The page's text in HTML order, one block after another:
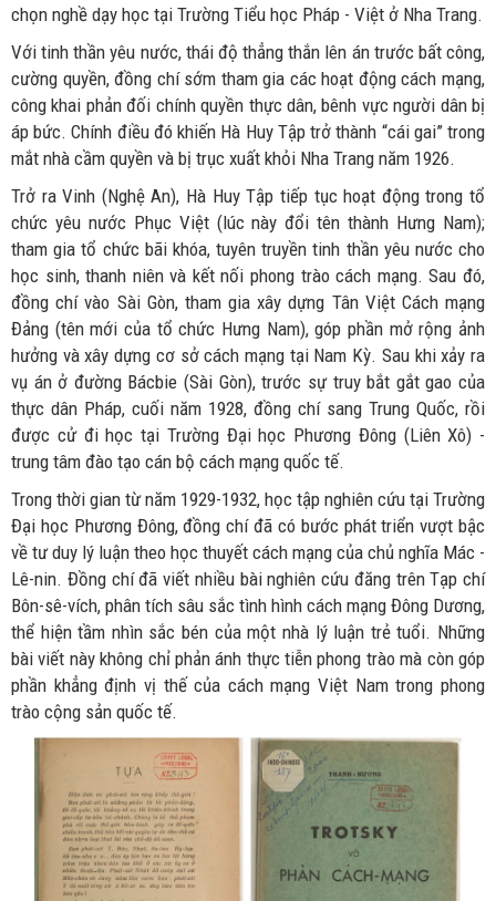
chọn nghề dạy học tại Trường Tiểu học Pháp - Việt ở Nha Trang.
Với tinh thần yêu nước, thái độ thẳng thắn lên án trước bất công,
cường quyền, đồng chí sớm tham gia các hoạt động cách mạng,
công khai phản đối chính quyền thực dân, bênh vực người dân bị
áp bức. Chính điều đó khiến Hà Huy Tập trở thành “cái gai” trong
mắt nhà cầm quyền và bị trục xuất khỏi Nha Trang năm 1926.
Trở ra Vinh (Nghệ An), Hà Huy Tập tiếp tục hoạt động trong tổ
chức yêu nước Phục Việt (lúc này đổi tên thành Hưng Nam);
tham gia tổ chức bãi khóa, tuyên truyền tinh thần yêu nước cho
học sinh, thanh niên và kết nối phong trào cách mạng. Sau đó,
đồng chí vào Sài Gòn, tham gia xây dựng Tân Việt Cách mạng
Đảng (tên mới của tổ chức Hưng Nam), góp phần mở rộng ảnh
hưởng và xây dựng cơ sở cách mạng tại Nam Kỳ. Sau khi xảy ra
vụ án ở đường Bácbie (Sài Gòn), trước sự truy bắt gắt gao của
thực dân Pháp, cuối năm 1928, đồng chí sang Trung Quốc, rồi
được cử đi học tại Trường Đại học Phương Đông (Liên Xô) -
trung tâm đào tạo cán bộ cách mạng quốc tế.
Trong thời gian từ năm 1929-1932, học tập nghiên cứu tại Trường
Đại học Phương Đông, đồng chí đã có bước phát triển vượt bậc
về tư duy lý luận theo học thuyết cách mạng của chủ nghĩa Mác -
Lê-nin. Đồng chí đã viết nhiều bài nghiên cứu đăng trên Tạp chí
Bôn-sê-vích, phân tích sâu sắc tình hình cách mạng Đông Dương,
thể hiện tầm nhìn sắc bén của một nhà lý luận trẻ tuổi. Những
bài viết này không chỉ phản ánh thực tiễn phong trào mà còn góp
phần khẳng định vị thế của cách mạng Việt Nam trong phong
trào cộng sản quốc tế.